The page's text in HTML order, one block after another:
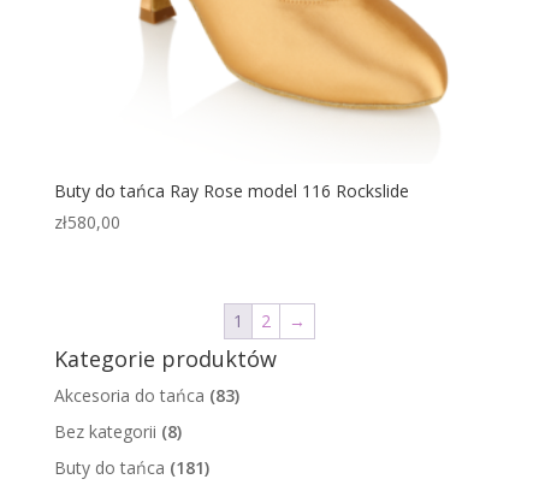
Buty do tańca Ray Rose model 116 Rockslide
zł580,00
1 2 →
Kategorie produktów
Akcesoria do tańca (83)
Bez kategorii (8)
Buty do tańca (181)